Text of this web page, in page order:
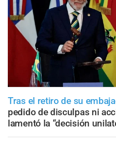
Tras el retiro de su
pedido de disculpas ni
lamentó la “decisión